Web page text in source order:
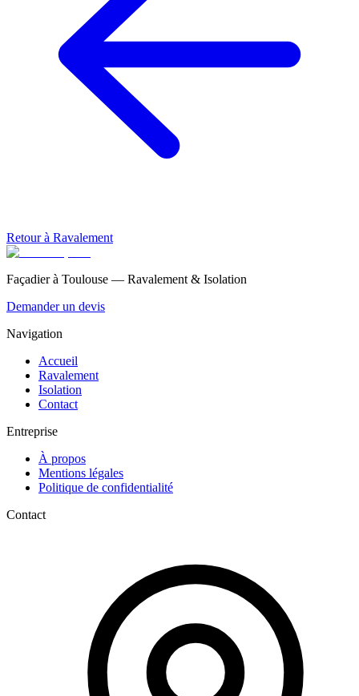
Retour à Ravalement
Façadier à Toulouse — Ravalement & Isolation
Demander un devis
Navigation
Accueil
Ravalement
Isolation
Contact
Entreprise
À propos
Mentions légales
Politique de confidentialité
Contact